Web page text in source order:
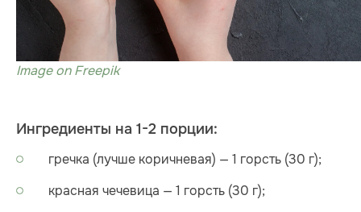
Image on Freepik
Ингредиенты на 1-2 порции:
гречка (лучше коричневая) — 1 горсть (30 г);
красная чечевица — 1 горсть (30 г);